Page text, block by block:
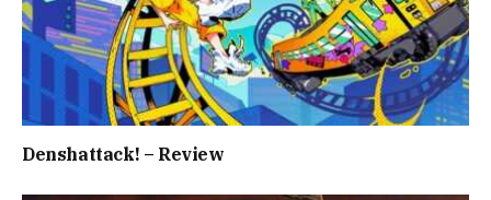
Denshattack! – Review